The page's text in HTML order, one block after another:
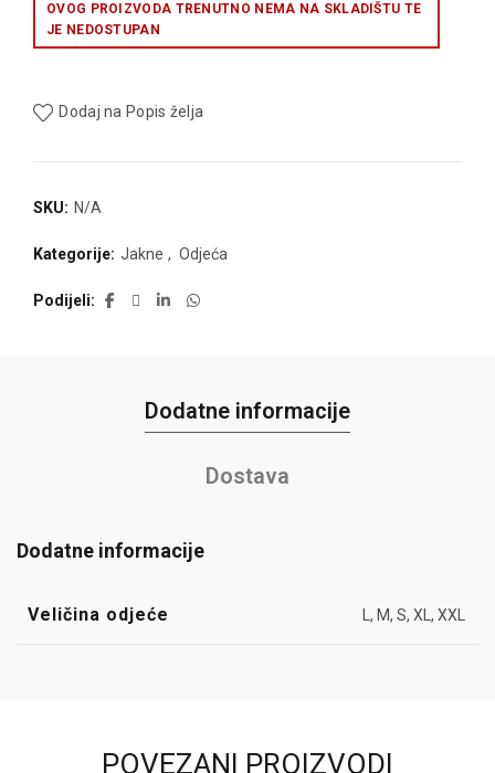
OVOG PROIZVODA TRENUTNO NEMA NA SKLADIŠTU TE
JE NEDOSTUPAN
Dodaj na Popis želja
SKU: N/A
Kategorije: Jakne , Odjeća
Podijeli
Dodatne informacije
Dostava
Dodatne informacije
Veličina odjeće L, M, S, XL, XXL
POVEZANI PROIZVODI